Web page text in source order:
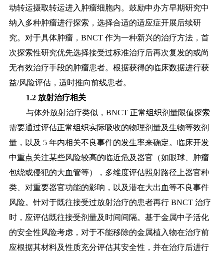
动转运摄取转运进入肿瘤细胞内。鼓励申办方早期研究中
纳入多种肿瘤进行探索，选择合适的适应症开展后续研
究。对于具体肿瘤，BNCT 作为一种新兴的治疗方法，首
次探索性研究优先选择接受过标准治疗后再次复发的或尚
无有效治疗手段的肿瘤患者。根据获得的临床数据进行获
益/风险评估，适时推向前线患者。
1.2 放射治疗相关
与体外放射治疗类似， BNCT 正常组织剂量限值探索
需要通过评估正常组织实际吸收的物理剂量及生物等效剂
量，以及 5 年内相关不良事件的发生率来确定。临床开发
中重点关注某些风险较高的临近危及器官（如眼球、肿瘤
包绕或侵犯的大血管等），多维度评估照射路径上器官种
类、对重要器官功能的影响，以及潜在大出血等不良事件
风险。针对于既往接受过放射治疗的患者再行 BNCT 治疗
时，应评估既往接受剂量及时间间隔。基于金属中子活化
的安全性风险考虑，对于不能移除的金属植入物在治疗前
应根据其材料及性质充分评估其安全性，并在治疗后进行